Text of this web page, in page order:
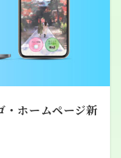
・ホームページ新